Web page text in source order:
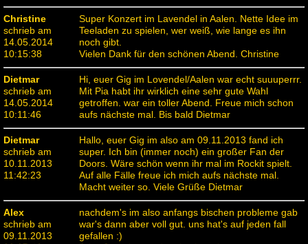
Christine
schrieb am
14.05.2014
10:15:38
Super Konzert im Lavendel in Aalen. Nette Idee im
Teeladen zu spielen, wer weiß, wie lange es ihn
noch gibt.
Vielen Dank für den schönen Abend. Christine
Dietmar
schrieb am
14.05.2014
10:11:46
Hi, euer Gig im Lovendel/Aalen war echt suuuperrr.
Mit Pia habt ihr wirklich eine sehr gute Wahl
getroffen. war ein toller Abend. Freue mich schon
aufs nächste mal. Bis bald Dietmar
Dietmar
schrieb am
10.11.2013
11:42:23
Hallo, euer Gig im also am 09.11.2013 fand ich
super. Ich bin (immer noch) ein großer Fan der
Doors. Wäre schön wenn ihr mal im Rockit spielt.
Auf alle Fälle freue ich mich aufs nächste mal.
Macht weiter so. Viele Grüße Dietmar
Alex
schrieb am
09.11.2013
nachdem's im also anfangs bischen probleme gab
war's dann aber voll gut. uns hat's auf jeden fall
gefallen :)